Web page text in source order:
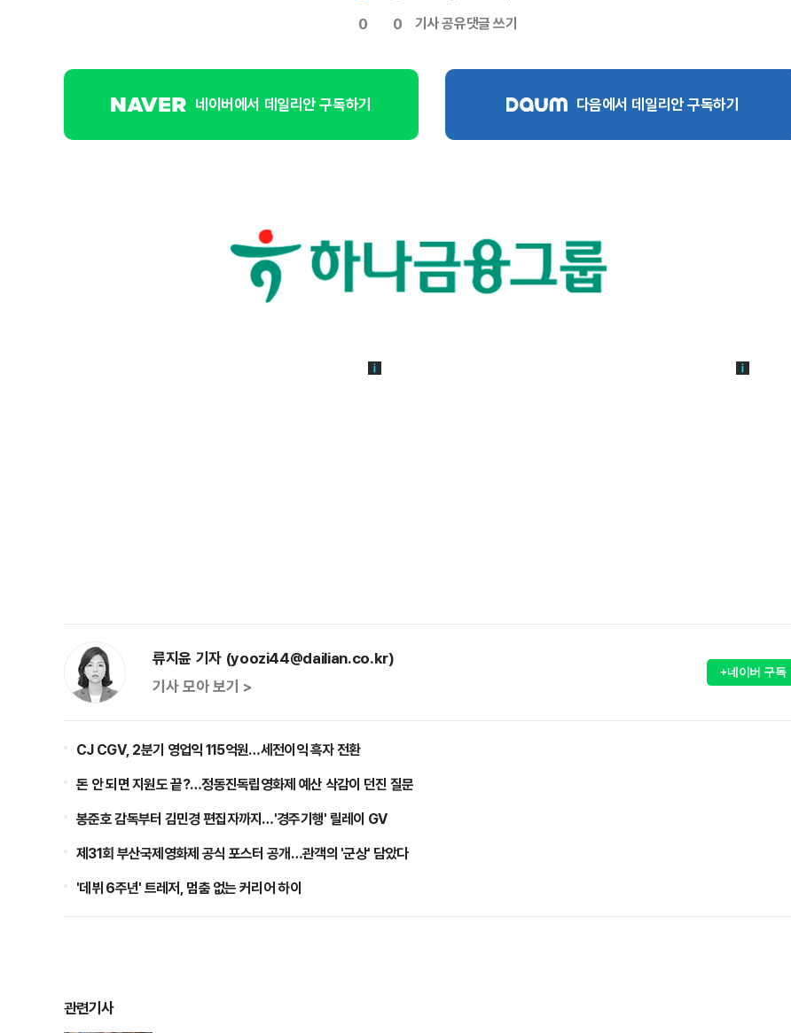
0 0 기사 공유댓글 쓰기
네이버에서 데일리안 구독하기 다음에서 데일리안 구독하기
류지윤 기자 (yoozi44@dailian.co.kr)
기사 모아 보기 >
+네이버 구독
CJ CGV, 2분기 영업익 115억원…세전이익 흑자 전환
돈 안 되면 지원도 끝?…정동진독립영화제 예산 삭감이 던진 질문
봉준호 감독부터 김민경 편집자까지…'경주기행' 릴레이 GV
제31회 부산국제영화제 공식 포스터 공개…관객의 '군상' 담았다
'데뷔 6주년' 트레저, 멈춤 없는 커리어 하이
관련기사